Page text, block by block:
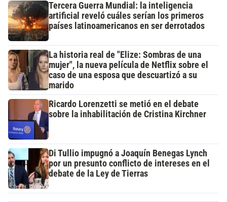
Tercera Guerra Mundial: la inteligencia
artificial reveló cuáles serían los primeros
países latinoamericanos en ser derrotados
La historia real de "Elize: Sombras de una
mujer", la nueva película de Netflix sobre el
caso de una esposa que descuartizó a su
marido
Ricardo Lorenzetti se metió en el debate
sobre la inhabilitación de Cristina Kirchner
Di Tullio impugnó a Joaquín Benegas Lynch
por un presunto conflicto de intereses en el
debate de la Ley de Tierras